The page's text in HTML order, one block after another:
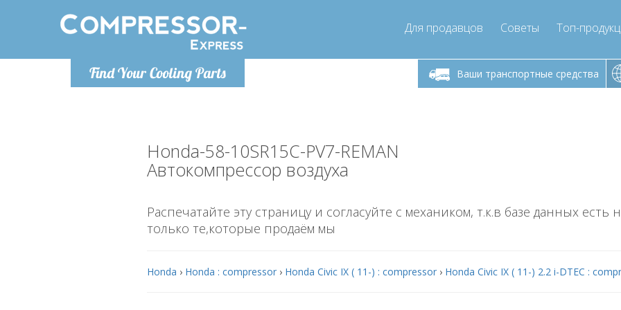
Find Your Cooling Parts
Для продавцов Советы Топ-
Ваши транспортные средства
Понедельник-пятница 9:00Понедельник-пятница 9:00
- 17
info@compressor-express.ru
Honda-58-10SR15C-PV7-REMAN
Автокомпрессор воздуха
Распечатайте эту страницу и согласуйте с механиком, т.к.в базе данных есть
только те,которые продаём мы
Honda › Honda : compressor › Honda Civic IX ( 11-) : compressor › Honda Civic IX ( 11-) 2.2 i-DTEC :